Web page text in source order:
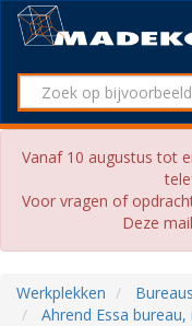
Vanaf 10 augustus tot
Voor vragen of
Deze
Werkplekken
Bureaus
Ahrend Essa